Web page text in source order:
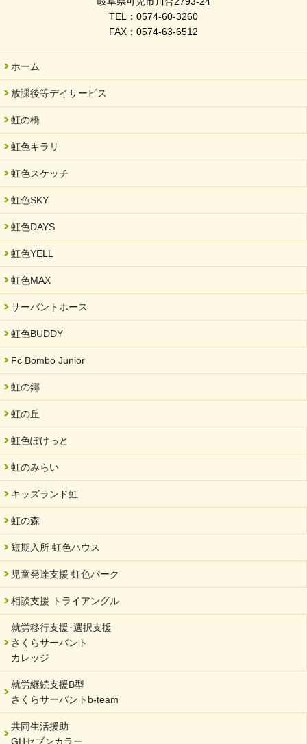
岐阜県「働いてもらい方改革」優良事例集に掲載されました
2025/06/10
未来会議 in 可児市 「斉藤まさゆき」
2025/05/07
2025年6月中旬 OPEN 放課後等デイサービス「Fc Bombo
2025/03/01
餅つき大会を開催しました
2025/01/31
「可児の企業魅力発見フェア」に出展しました
就労継続支援B型「エコボール」事業を始めました
2024/09/10
2024/08/26
2024/08/01
夏休み学習支援・可茂自悠学舎
2024/07/03
中部学院大学「現代福祉マネジメント」ゲスト講師
2024/04/17
SDGs発表会・研修会
2024/04/05
中学生向けのフリースクール「可茂自悠学舎」開設
2024/04/01
を開催しました。
2024/02/20
2024/02/02
岐阜県 ワーク・ライフ・バランス推進エクセレント企業認定
2024/01/15
令和6年能登半島地震被災者支援において
2023/12/29
年末年始のお知らせ
TEL：0574-60-3260
FAX：0574-63-6512
ホーム
放課後等デイサービス
虹の橋
虹色キラリ
虹色スケッチ
虹色SKY
虹色DAYS
虹色YELL
虹色MAX
サーバントホース
虹色BUDDY
Fc Bombo Junior
虹の郷
虹の丘
虹色ぽけっと
虹のみらい
キッズランド虹
虹の森
短期入所 虹色ハウス
児童発達支援 虹色パーク
相談支援 トライアングル
就労移行支援･選択支援
さくらサーバント
カレッジ
就労継続支援B型
さくらサーバントb-team
共同生活援助
GHセブンカラー